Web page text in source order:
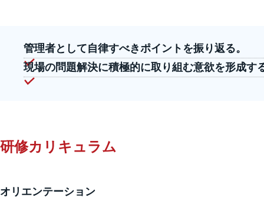
管理者として自律すべきポイントを振り返る。
現場の問題解決に積極的に取り組む意欲を形成す
研修カリキュラム
オリエンテーション